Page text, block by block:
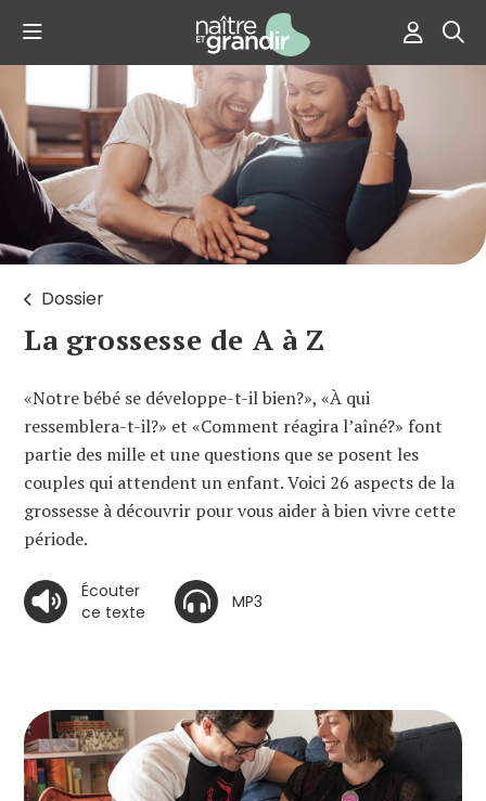
Dossier
La grossesse de A à Z
«Notre bébé se développe-t-il bien?», «À qui
ressemblera-t-il?» et «Comment réagira l’aîné?» font
partie des mille et une questions que se posent les
couples qui attendent un enfant. Voici 26 aspects de la
grossesse à découvrir pour vous aider à bien vivre cette
période.
Écouter
ce texte
MP3